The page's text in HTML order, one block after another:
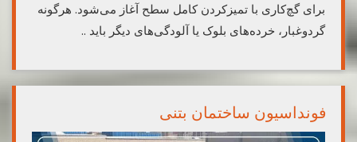
برای گچ‌کاری با تمیزکردن کامل سطح آغاز می‌شود. هرگونه
گردوغبار، خرده‌های بلوک یا آلودگی‌های دیگر باید ..
فونداسیون ساختمان بتنی